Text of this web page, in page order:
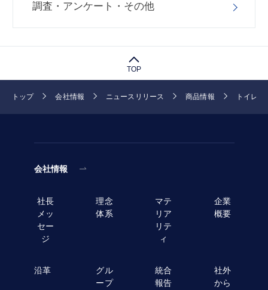
調査・アンケート・その他
TOP
トップ 会社情報 ニュースリリース 商品情報 トイレま
会社情報
社長
メッ
セー
ジ
理念
体系
マテ
リア
リテ
ィ
企業
概要
沿革
グル
ープ
統合
報告
社外
から